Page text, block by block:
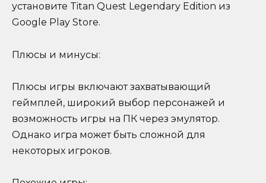
установите Titan Quest Legendary Edition из
Google Play Store.
Плюсы и минусы:
Плюсы игры включают захватывающий
геймплей, широкий выбор персонажей и
возможность игры на ПК через эмулятор.
Однако игра может быть сложной для
некоторых игроков.